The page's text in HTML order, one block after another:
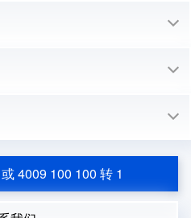
4009 100 100 转 1